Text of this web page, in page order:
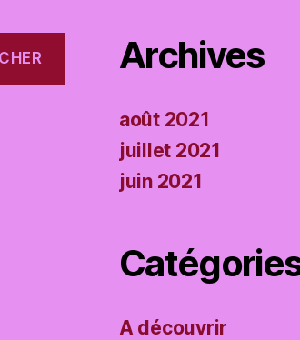
Archives
août 2021
juillet 2021
juin 2021
A découvrir